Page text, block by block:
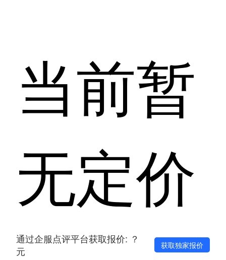
当前暂
无定价
通过企服点评平台获取报价: ？
元
获取独家报价